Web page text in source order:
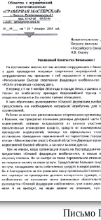
Письмо